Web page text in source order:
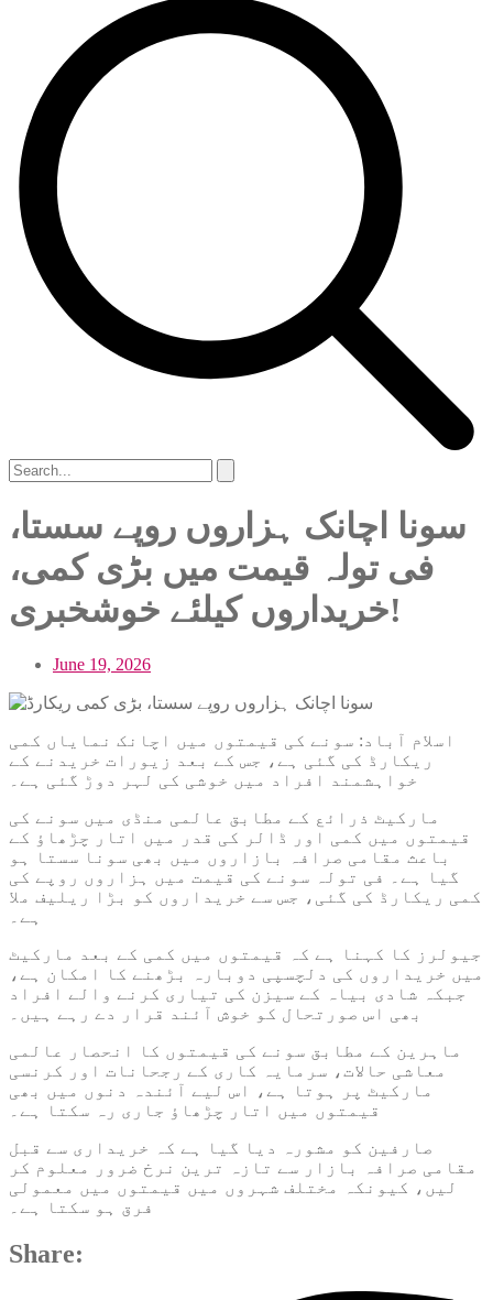
سونا اچانک ہزاروں روپے سستا،
فی تولہ قیمت میں بڑی کمی،
خریداروں کیلئے خوشخبری!
June 19, 2026
اسلام آباد: سونے کی قیمتوں میں اچانک نمایاں کمی
ریکارڈ کی گئی ہے، جس کے بعد زیورات خریدنے کے
خواہشمند افراد میں خوشی کی لہر دوڑ گئی ہے۔
مارکیٹ ذرائع کے مطابق عالمی منڈی میں سونے کی
قیمتوں میں کمی اور ڈالر کی قدر میں اتار چڑھاؤ کے
باعث مقامی صرافہ بازاروں میں بھی سونا سستا ہو
گیا ہے۔ فی تولہ سونے کی قیمت میں ہزاروں روپے کی
کمی ریکارڈ کی گئی، جس سے خریداروں کو بڑا ریلیف ملا
ہے۔
جیولرز کا کہنا ہے کہ قیمتوں میں کمی کے بعد مارکیٹ
میں خریداروں کی دلچسپی دوبارہ بڑھنے کا امکان ہے،
جبکہ شادی بیاہ کے سیزن کی تیاری کرنے والے افراد
بھی اس صورتحال کو خوش آئند قرار دے رہے ہیں۔
ماہرین کے مطابق سونے کی قیمتوں کا انحصار عالمی
معاشی حالات، سرمایہ کاری کے رجحانات اور کرنسی
مارکیٹ پر ہوتا ہے، اس لیے آئندہ دنوں میں بھی
قیمتوں میں اتار چڑھاؤ جاری رہ سکتا ہے۔
صارفین کو مشورہ دیا گیا ہے کہ خریداری سے قبل
مقامی صرافہ بازار سے تازہ ترین نرخ ضرور معلوم کر
لیں، کیونکہ مختلف شہروں میں قیمتوں میں معمولی
فرق ہو سکتا ہے۔
Share: